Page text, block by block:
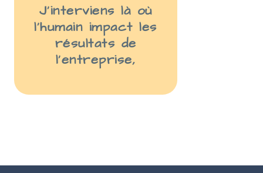
J’interviens là où
l’humain impact les
résultats de
l’entreprise,